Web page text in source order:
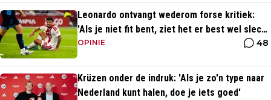
Leonardo ontvangt wederom forse kritiek:
'Als je niet fit bent, ziet het er best wel slecht
uit'
OPINIE 48
Krüzen onder de indruk: 'Als je zo'n type naar
Nederland kunt halen, doe je iets goed'